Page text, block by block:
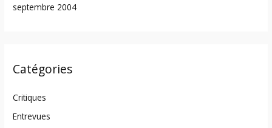
septembre 2004
Catégories
Critiques
Entrevues